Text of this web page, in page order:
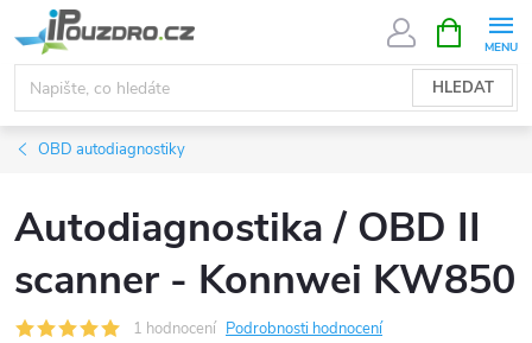
na
obsah
HLEDAT
NÁKUPNÍ
KOŠÍK
OBD autodiagnostiky
Autodiagnostika / OBD II
scanner - Konnwei KW850
1 hodnocení Podrobnosti hodnocení